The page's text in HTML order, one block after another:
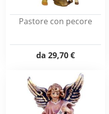
Pastore con pecore
da 29,70 €